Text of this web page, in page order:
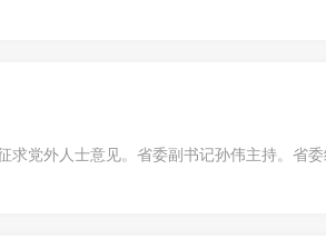
党外人士意见。省委副书记孙伟主持。省